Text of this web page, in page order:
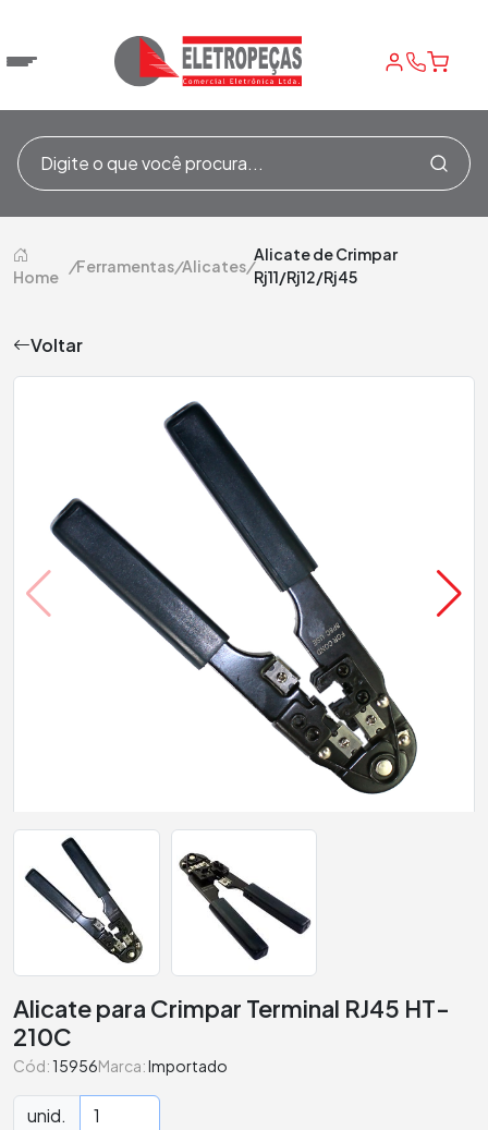
Home
/Ferramentas/Alicates/
Alicate de Crimpar
Rj11/Rj12/Rj45
Voltar
Alicate para Crimpar Terminal RJ45 HT-
210C
Cód:15956Marca:Importado
unid.